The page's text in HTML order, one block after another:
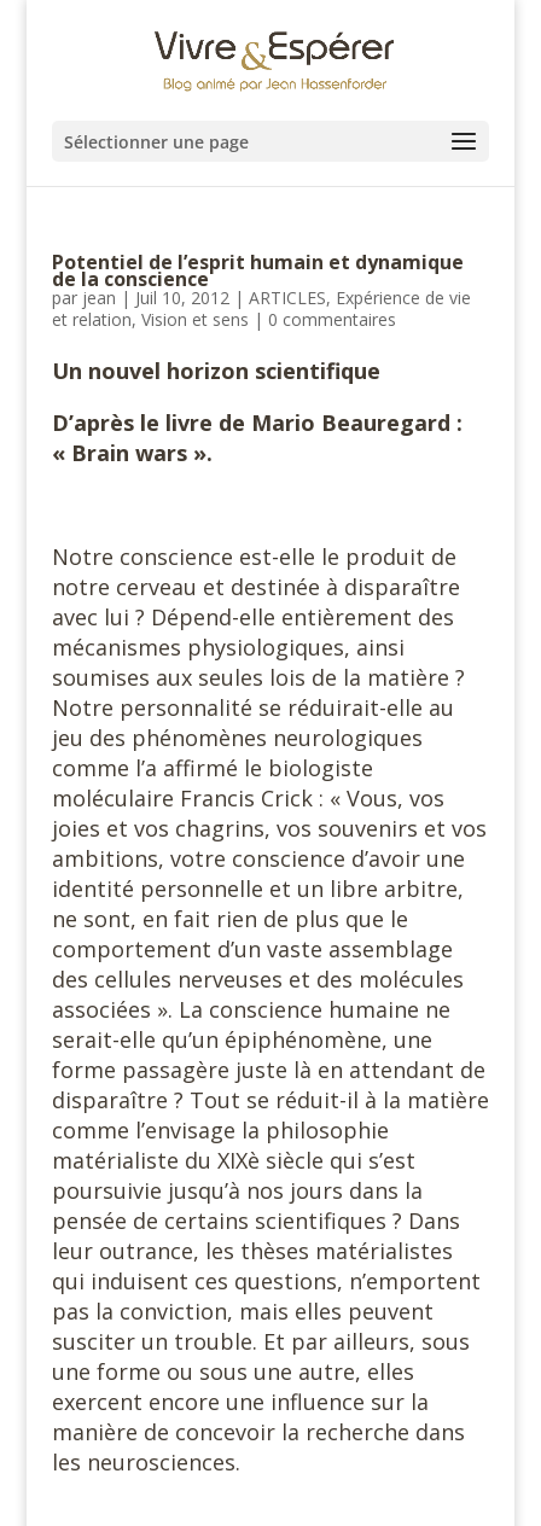
Sélectionner une page
Potentiel de l’esprit humain et dynamique
de la conscience
par jean | Juil 10, 2012| ARTICLES, Expérience de vie
et relation, Vision et sens | 0 commentaires
Un nouvel horizon scientifique
D’après le livre de Mario Beauregard :
« Brain wars ».
Notre conscience est-elle le produit de
notre cerveau et destinée à disparaître
avec lui ? Dépend-elle entièrement des
mécanismes physiologiques, ainsi
soumises aux seules lois de la matière ?
Notre personnalité se réduirait-elle au
jeu des phénomènes neurologiques
comme l’a affirmé le biologiste
moléculaire Francis Crick : « Vous, vos
joies et vos chagrins, vos souvenirs et vos
ambitions, votre conscience d’avoir une
identité personnelle et un libre arbitre,
ne sont, en fait rien de plus que le
comportement d’un vaste assemblage
des cellules nerveuses et des molécules
associées ». La conscience humaine ne
serait-elle qu’un épiphénomène, une
forme passagère juste là en attendant de
disparaître ? Tout se réduit-il à la matière
comme l’envisage la philosophie
matérialiste du XIXè siècle qui s’est
poursuivie jusqu’à nos jours dans la
pensée de certains scientifiques ? Dans
leur outrance, les thèses matérialistes
qui induisent ces questions, n’emportent
pas la conviction, mais elles peuvent
susciter un trouble. Et par ailleurs, sous
une forme ou sous une autre, elles
exercent encore une influence sur la
manière de concevoir la recherche dans
les neurosciences.